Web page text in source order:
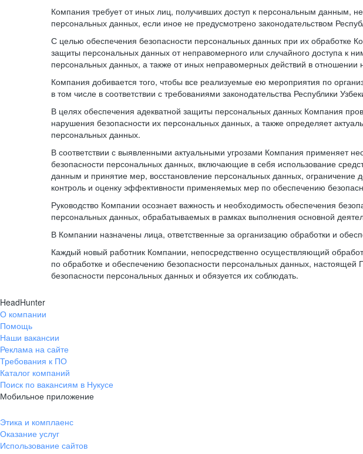
Компания требует от иных лиц, получивших доступ к персональным данным,
персональных данных, если иное не предусмотрено законодательством
С целью обеспечения безопасности персональных данных при их обработке
защиты персональных данных от неправомерного или случайного доступа к
персональных данных, а также от иных неправомерных действий в отношении
Компания добивается того, чтобы все реализуемые ею мероприятия по
в том числе в соответствии с требованиями законодательства Республики
В целях обеспечения адекватной защиты персональных данных Компания
нарушения безопасности их персональных данных, а также определяет
персональных данных.
В соответствии с выявленными актуальными угрозами Компания применяет
безопасности персональных данных, включающие в себя использование
данным и принятие мер, восстановление персональных данных,
контроль и оценку эффективности применяемых мер по обеспечению
Руководство Компании осознает важность и необходимость обеспечения
персональных данных, обрабатываемых в рамках выполнения основной
В Компании назначены лица, ответственные за организацию обработки и
Каждый новый работник Компании, непосредственно осуществляющий
по обработке и обеспечению безопасности персональных данных,
безопасности персональных данных и обязуется их соблюдать.
HeadHunter
О компании
Помощь
Наши вакансии
Реклама на сайте
Требования к ПО
Каталог компаний
Поиск по вакансиям в Нукусе
Мобильное приложение
Этика и комплаенс
Оказание услуг
Использование сайтов